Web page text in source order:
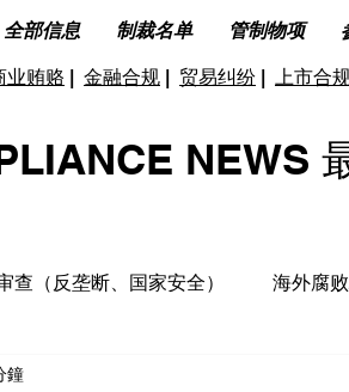
全部信息 制裁名单 管制物项
业贿赂 | 金融合规 | 贸易纠纷 | 上市合
NEWS
查（反垄断、国家安全） 海外腐
鐘